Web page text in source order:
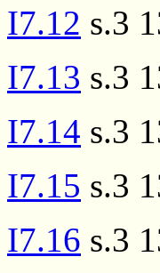
I7.12 s.3
I7.13 s.3
I7.14 s.3
I7.15 s.3
I7.16 s.3